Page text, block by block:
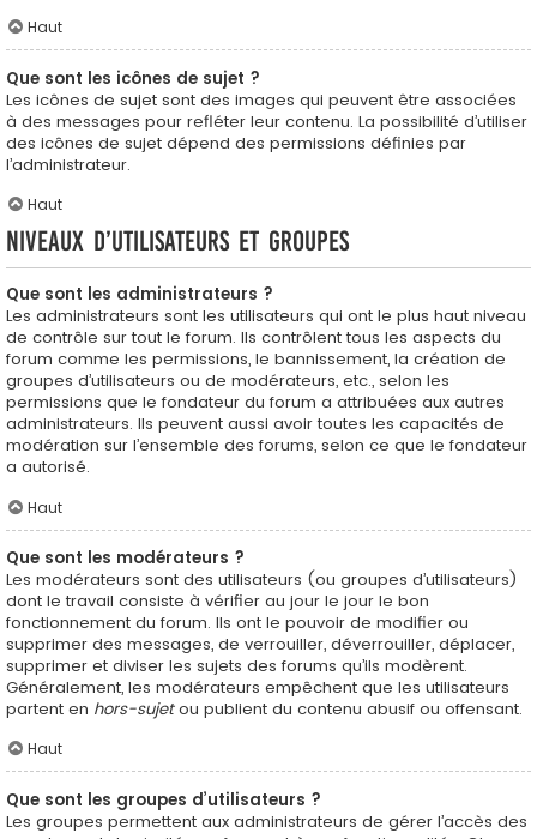
Haut
Que sont les icônes de sujet ?
Les icônes de sujet sont des images qui peuvent être associées
à des messages pour refléter leur contenu. La possibilité d’utiliser
des icônes de sujet dépend des permissions définies par
l’administrateur.
Haut
Niveaux d’utilisateurs et groupes
Que sont les administrateurs ?
Les administrateurs sont les utilisateurs qui ont le plus haut niveau
de contrôle sur tout le forum. Ils contrôlent tous les aspects du
forum comme les permissions, le bannissement, la création de
groupes d’utilisateurs ou de modérateurs, etc., selon les
permissions que le fondateur du forum a attribuées aux autres
administrateurs. Ils peuvent aussi avoir toutes les capacités de
modération sur l’ensemble des forums, selon ce que le fondateur
a autorisé.
Haut
Que sont les modérateurs ?
Les modérateurs sont des utilisateurs (ou groupes d’utilisateurs)
dont le travail consiste à vérifier au jour le jour le bon
fonctionnement du forum. Ils ont le pouvoir de modifier ou
supprimer des messages, de verrouiller, déverrouiller, déplacer,
supprimer et diviser les sujets des forums qu’ils modèrent.
Généralement, les modérateurs empêchent que les utilisateurs
partent en hors-sujetou publient du contenu abusif ou offensant.
Haut
Que sont les groupes d’utilisateurs ?
Les groupes permettent aux administrateurs de gérer l’accès des